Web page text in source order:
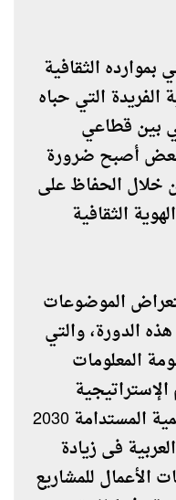
الثقافية
الفريدة التي حباه
بين قطاعي
أصبح ضرورة
خلال الحفاظ على
الثقافية
الموضوعات
الدورة، والتي
المعلومات
العربية للسياحة، وأهمية التنمية المستدامة 2030
فى زيادة
الأعمال للمشاريع